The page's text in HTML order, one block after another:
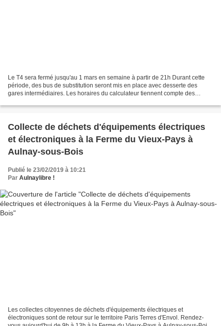
Le T4 sera fermé jusqu'au 1 mars en semaine à partir de 21h Durant cette
période, des bus de substitution seront mis en place avec desserte des
gares intermédiaires. Les horaires du calculateur tiennent compte des
Collecte de déchets d'équipements électriques
et électroniques à la Ferme du Vieux-Pays à
Aulnay-sous-Bois
Publié le 23/02/2019 à 10:21
Par Aulnaylibre !
Les collectes citoyennes de déchets d'équipements électriques et
électroniques sont de retour sur le territoire Paris Terres d'Envol. Rendez-